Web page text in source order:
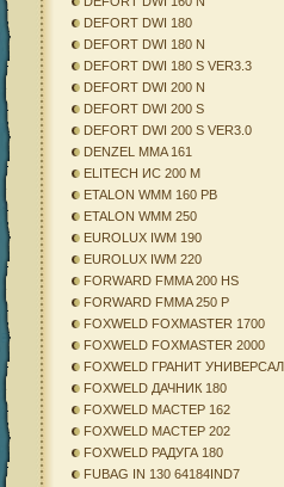
DEFORT DWI 180
DEFORT DWI 180 N
DEFORT DWI 180 S VER3.3
DEFORT DWI 200 N
DEFORT DWI 200 S
DEFORT DWI 200 S VER3.0
DENZEL MMA 161
ELITECH ИС 200 М
ETALON WMM 160 PB
ETALON WMM 250
EUROLUX IWM 190
EUROLUX IWM 220
FORWARD FMMA 200 HS
FORWARD FMMA 250 P
FOXWELD FOXMASTER 1700
FOXWELD FOXMASTER 2000
FOXWELD ГРАНИТ УНИВЕРСАЛ
FOXWELD ДАЧНИК 180
FOXWELD МАСТЕР 162
FOXWELD МАСТЕР 202
FOXWELD РАДУГА 180
FUBAG IN 130 64184IND7